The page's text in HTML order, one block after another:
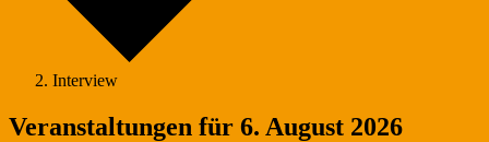
Interview
Veranstaltungen für 6. August 2026